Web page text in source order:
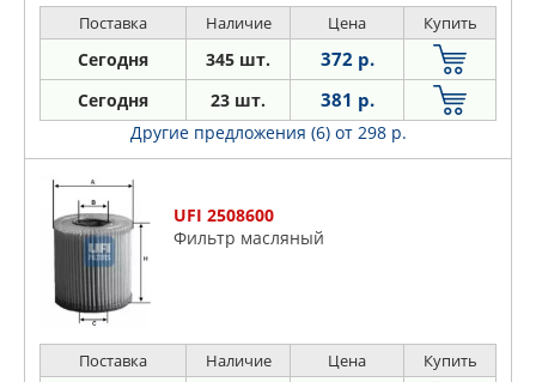
Поставка Наличие Цена Купить
Сегодня 345 шт. 372 р.
Сегодня 23 шт. 381 р.
Другие предложения (6) от 298 р.
UFI 2508600
Фильтр масляный
Поставка Наличие Цена Купить